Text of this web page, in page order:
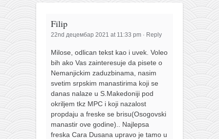
Filip
22nd децембар 2021 at 11:33 pm · Reply
Milose, odlican tekst kao i uvek. Voleo
bih ako Vas zainteresuje da pisete o
Nemanjickim zaduzbinama, nasim
svetim srpskim manastirima koji se
danas nalaze u S.Makedoniji pod
okriljem tkz MPC i koji nazalost
propdaju a freske se brisu(Osogovski
manastir ove godine).. Najlepsa
freska Cara Dusana upravo je tamo u